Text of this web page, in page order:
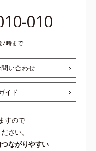
010
7時まで
い合わせ
イド
すので
さい。
ながりやすい